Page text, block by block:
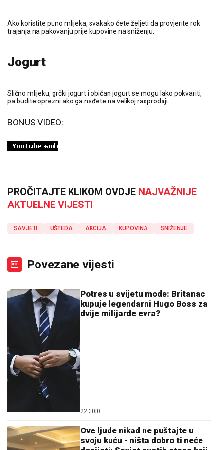
Ako koristite puno mlijeka, svakako ćete željeti da provjerite rok
trajanja na pakovanju prije kupovine na sniženju.
Jogurt
Slično mlijeku, grčki jogurt i običan jogurt se mogu lako pokvariti,
pa budite oprezni ako ga nađete na velikoj rasprodaji.
BONUS VIDEO:
PROČITAJTE KLIKOM OVDJE NAJVAŽNIJE
AKTUELNE VIJESTI
SAVJETI UŠTEDA AKCIJA KUPOVINA SNIŽENJE
Povezane vijesti
Potres u svijetu mode: Britanac
kupuje legendarni Hugo Boss za
dvije milijarde evra?
22:30 0
Ove ljude nikad ne puštajte u
svoju kuću - ništa dobro ti neće